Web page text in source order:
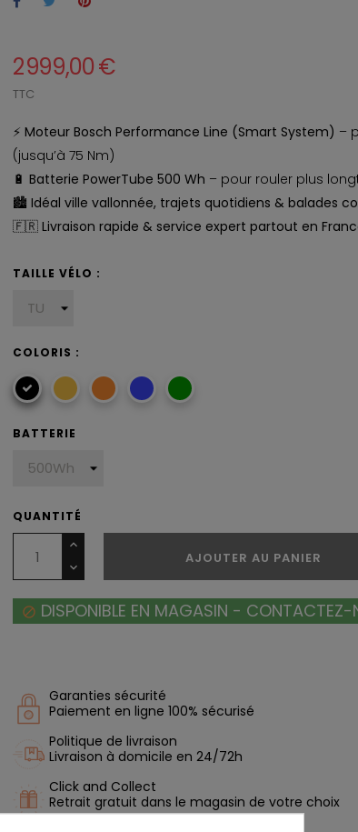
2 999,00 €
TTC
⚡ Moteur Bosch Performance Line (Smart System) –
(jusqu’à 75 Nm)
🔋 Batterie PowerTube 500 Wh – pour rouler plus
🏙️ Idéal ville vallonnée, trajets quotidiens & balades
🇫🇷 Livraison rapide & service expert partout en
TAILLE VÉLO :
COLORIS :
BATTERIE
QUANTITÉ
AJOUTER AU PANIER
 DISPONIBLE EN MAGASIN - CONTACTEZ-
Garanties sécurité
Paiement en ligne 100% sécurisé
Politique de livraison
Livraison à domicile en 24/72h
Click and Collect
Retrait gratuit dans le magasin de votre choix